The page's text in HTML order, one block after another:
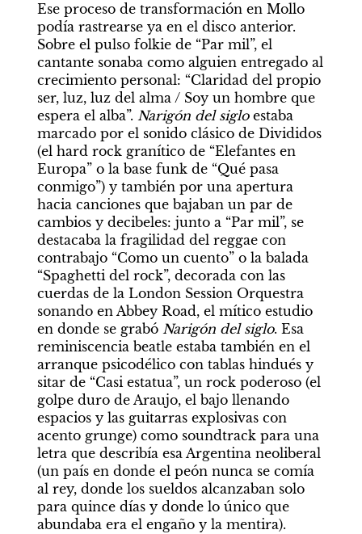
Ese proceso de transformación en Mollo
podía rastrearse ya en el disco anterior.
Sobre el pulso folkie de “Par mil”, el
cantante sonaba como alguien entregado al
crecimiento personal: “Claridad del propio
ser, luz, luz del alma / Soy un hombre que
espera el alba”. Narigón del siglo estaba
marcado por el sonido clásico de Divididos
(el hard rock granítico de “Elefantes en
Europa” o la base funk de “Qué pasa
conmigo”) y también por una apertura
hacia canciones que bajaban un par de
cambios y decibeles: junto a “Par mil”, se
destacaba la fragilidad del reggae con
contrabajo “Como un cuento” o la balada
“Spaghetti del rock”, decorada con las
cuerdas de la London Session Orquestra
sonando en Abbey Road, el mítico estudio
en donde se grabó Narigón del siglo. Esa
reminiscencia beatle estaba también en el
arranque psicodélico con tablas hindués y
sitar de “Casi estatua”, un rock poderoso (el
golpe duro de Araujo, el bajo llenando
espacios y las guitarras explosivas con
acento grunge) como soundtrack para una
letra que describía esa Argentina neoliberal
(un país en donde el peón nunca se comía
al rey, donde los sueldos alcanzaban solo
para quince días y donde lo único que
abundaba era el engaño y la mentira).